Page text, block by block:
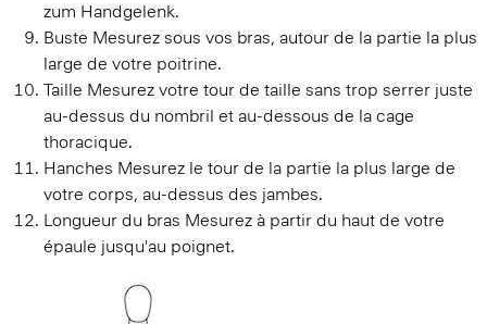
zum Handgelenk.
Buste Mesurez sous vos bras, autour de la partie la plus
large de votre poitrine.
Taille Mesurez votre tour de taille sans trop serrer juste
au-dessus du nombril et au-dessous de la cage
thoracique.
Hanches Mesurez le tour de la partie la plus large de
votre corps, au-dessus des jambes.
Longueur du bras Mesurez à partir du haut de votre
épaule jusqu'au poignet.